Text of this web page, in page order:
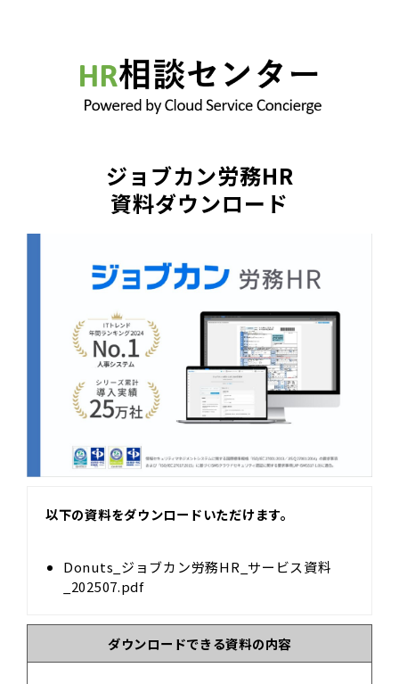
ジョブカン労務HR
資料ダウンロード
以下の資料をダウンロードいただけます。
Donuts_ジョブカン労務HR_サービス資料
_202507.pdf
ダウンロードできる資料の内容